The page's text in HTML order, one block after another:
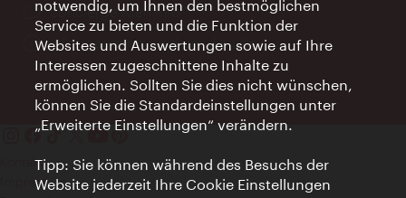
Ort:
concierge.wien.info
Öffnungszeiten:
Informationen rund um die Uhr
Kontakt
Impressum
notwendig, um Ihnen den bestmöglichen
Service zu bieten und die Funktion der
Websites und Auswertungen sowie auf Ihre
Interessen zugeschnittene Inhalte zu
ermöglichen. Sollten Sie dies nicht wünschen,
können Sie die Standardeinstellungen unter
„Erweiterte Einstellungen“ verändern.
Tipp: Sie können während des Besuchs der
Website jederzeit Ihre Cookie Einstellungen